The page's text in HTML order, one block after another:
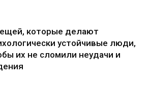
которые делают
устойчивые люди,
их не сломили неудачи и